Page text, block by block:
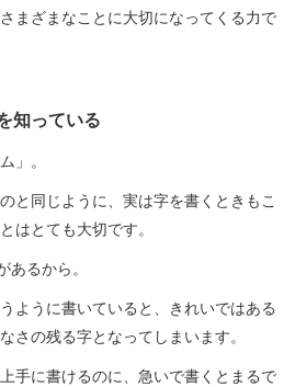
まざまなことに大切になってくる力で
知っている
」。
と同じように、実は字を書くときもこ
はとても大切です。
あるから。
ように書いていると、きれいではある
さの残る字となってしまいます。
手に書けるのに、急いで書くとまるで